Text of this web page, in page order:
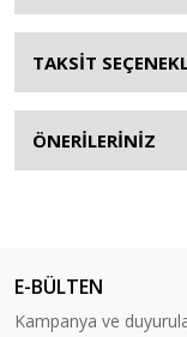
TAKSİT
ÖNERİLERİNİZ
E-BÜLTEN
Kampanya ve